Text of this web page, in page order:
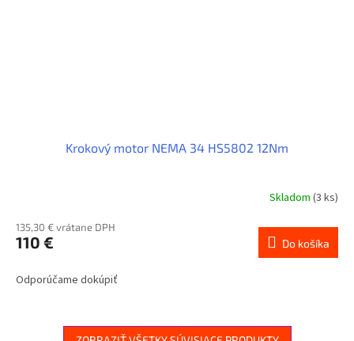
Krokový motor NEMA 34 HS5802 12Nm
Skladom (3 ks)
135,30 € vrátane DPH
110 € Do košíka
Odporúčame dokúpiť